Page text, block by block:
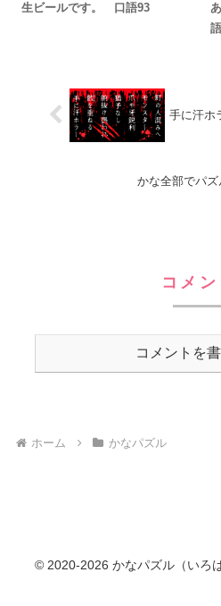
生ビールです。 口語93
手に汗ホ
かな全部でパズ
コメン
コメントを
ホーム かなパズル
© 2020-2026 かなパズル（いろ